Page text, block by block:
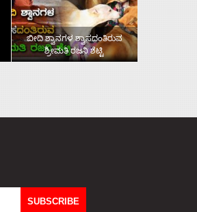
ಬೀದಿ ಶ್ವಾನಗಳ ಶ್ವಾಸದಂತಿರುವ
ಶ್ರೀಮತಿ ರಜನಿ ಶೆಟ್ಟಿ